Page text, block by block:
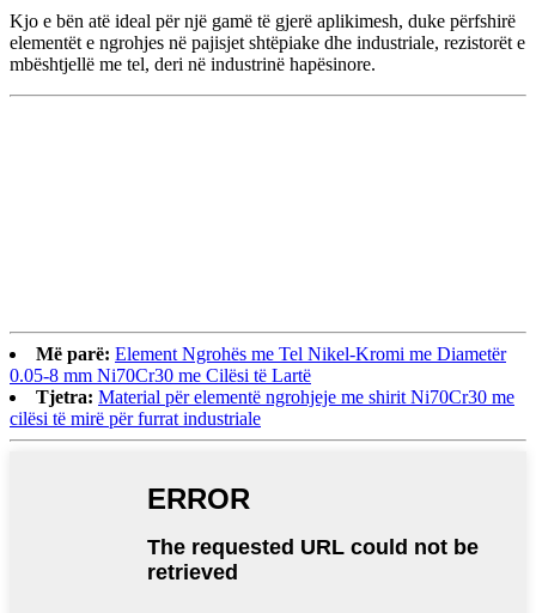
Kjo e bën atë ideal për një gamë të gjerë aplikimesh, duke përfshirë
elementët e ngrohjes në pajisjet shtëpiake dhe industriale, rezistorët e
mbështjellë me tel, deri në industrinë hapësinore.
Më parë: Element Ngrohës me Tel Nikel-Kromi me Diametër
0.05-8 mm Ni70Cr30 me Cilësi të Lartë
Tjetra: Material për elementë ngrohjeje me shirit Ni70Cr30 me
cilësi të mirë për furrat industriale